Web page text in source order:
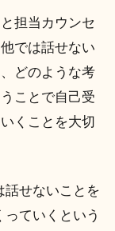
担当カウンセ
では話せない
どのような考
ことで自己受
くことを大切
話せないことを
ていくという